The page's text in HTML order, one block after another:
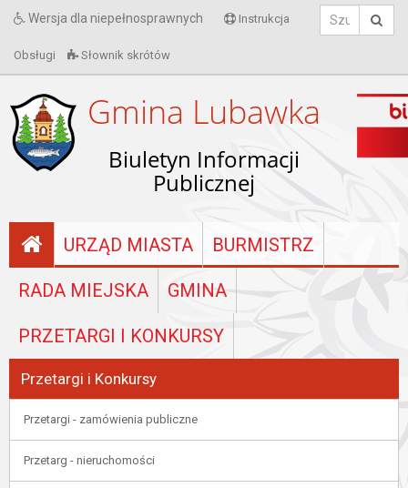
Wersja dla niepełnosprawnych Instrukcja
Obsługi Słownik skrótów
Gmina Lubawka
Biuletyn Informacji
Publicznej
URZĄD MIASTA BURMISTRZ
RADA MIEJSKA GMINA
PRZETARGI I KONKURSY
Przetargi i Konkursy
Przetargi - zamówienia publiczne
Przetarg - nieruchomości